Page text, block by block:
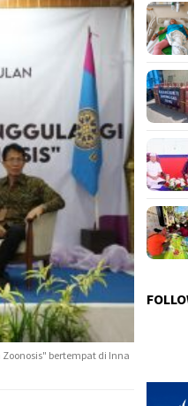
bertempat di Inna